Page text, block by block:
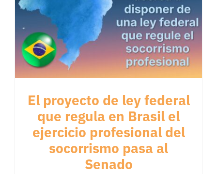
El proyecto de ley federal
que regula en Brasil el
ejercicio profesional del
socorrismo pasa al
Senado